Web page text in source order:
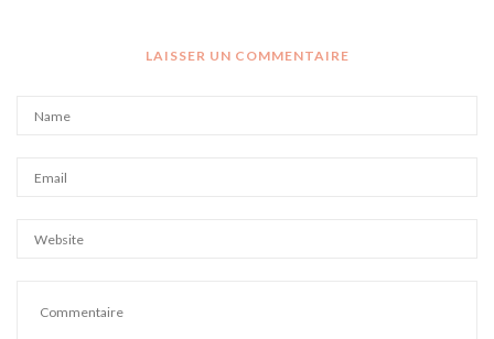
LAISSER UN COMMENTAIRE